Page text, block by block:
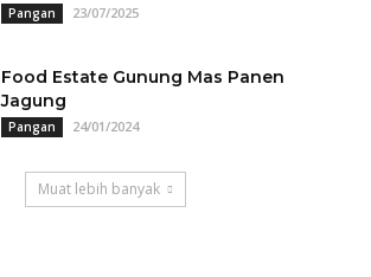
Pangan 23/07/2025
Food Estate Gunung Mas Panen
Jagung
Pangan 24/01/2024
Muat lebih banyak